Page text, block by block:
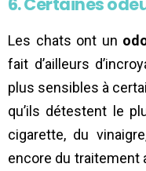
6. Certaines
Les chats ont un
fait d’ailleurs
plus sensibles à
qu’ils détestent le
cigarette, du
encore du traitement